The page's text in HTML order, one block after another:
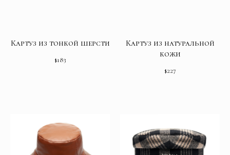
Картуз из тонкой шерсти
$183
Картуз из натуральной
кожи
$227